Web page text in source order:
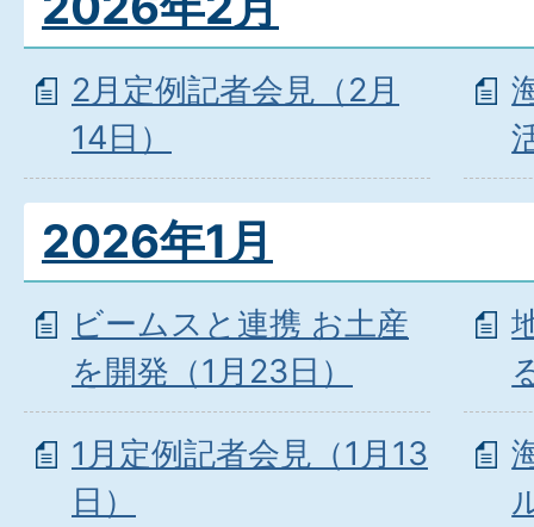
2月定例記者会見（2月
14日）
2026年1月
ビームスと連携 お土産
を開発（1月23日）
1月定例記者会見（1月13
日）